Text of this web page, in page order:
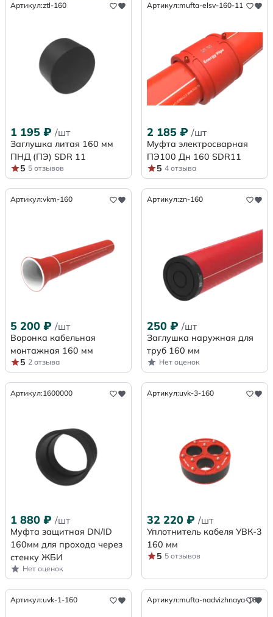
Артикул:ztl-160
1 195 ₽ /шт
Заглушка литая 160 мм
ПНД (ПЭ) SDR 11
5 5 отзывов
Артикул:mufta-elsv-160-11
2 185 ₽ /шт
Муфта электросварная
ПЭ100 Дн 160 SDR11
5 4 отзыва
Артикул:vkm-160
5 200 ₽ /шт
Воронка кабельная
монтажная 160 мм
5 2 отзыва
Артикул:zn-160
250 ₽ /шт
Заглушка наружная для
труб 160 мм
Нет оценок
Артикул:1600000
1 880 ₽ /шт
Муфта защитная DN/ID
160мм для прохода через
стенку ЖБИ
Нет оценок
Артикул:uvk-3-160
32 220 ₽ /шт
Уплотнитель кабеля УВК-3
160 мм
5 5 отзывов
Артикул:uvk-1-160 Артикул:mufta-nadvizhnaya-160